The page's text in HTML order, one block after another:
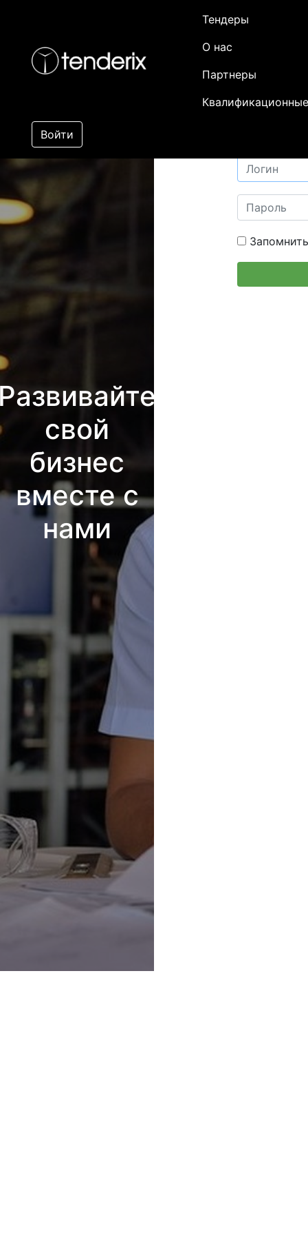
Тендеры
О нас
Партнеры
Войти
свой
бизнес
вместе с
нами